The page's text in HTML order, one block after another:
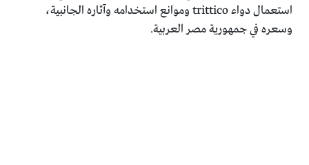
استعمال دواء trittico وموانع استخدامه وآثاره الجانبية،
وسعره في جمهورية مصر العربية.